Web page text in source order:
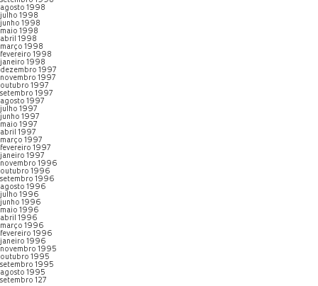
agosto 1998
julho 1998
junho 1998
maio 1998
abril 1998
março 1998
fevereiro 1998
janeiro 1998
dezembro 1997
novembro 1997
outubro 1997
setembro 1997
agosto 1997
julho 1997
junho 1997
maio 1997
abril 1997
março 1997
fevereiro 1997
janeiro 1997
novembro 1996
outubro 1996
setembro 1996
agosto 1996
julho 1996
junho 1996
maio 1996
abril 1996
março 1996
fevereiro 1996
janeiro 1996
novembro 1995
outubro 1995
setembro 1995
agosto 1995
setembro 127